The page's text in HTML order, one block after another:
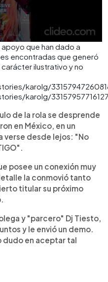
que han dado a
encontradas que generó
carácter ilustrativo y no
karolg/
karolg/
de la rola se desprende
en México, en un
verse desde lejos: "No
posee un conexión muy
la conmovió tanto
titular su próximo
y "parcero" Dj Tiesto,
y le envió un demo.
dudo en aceptar tal